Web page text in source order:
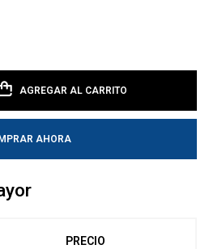
AGREGAR AL CARRITO
AHORA
PRECIO